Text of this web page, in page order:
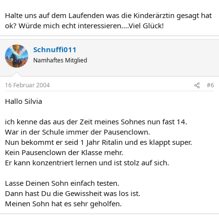
Halte uns auf dem Laufenden was die Kinderärztin gesagt hat
ok? Würde mich echt interessieren....Viel Glück!
Schnuffi011
Namhaftes Mitglied
16 Februar 2004 #6
Hallo Silvia
ich kenne das aus der Zeit meines Sohnes nun fast 14.
War in der Schule immer der Pausenclown.
Nun bekommt er seid 1 Jahr Ritalin und es klappt super.
Kein Pausenclown der Klasse mehr.
Er kann konzentriert lernen und ist stolz auf sich.
Lasse Deinen Sohn einfach testen.
Dann hast Du die Gewissheit was los ist.
Meinen Sohn hat es sehr geholfen.